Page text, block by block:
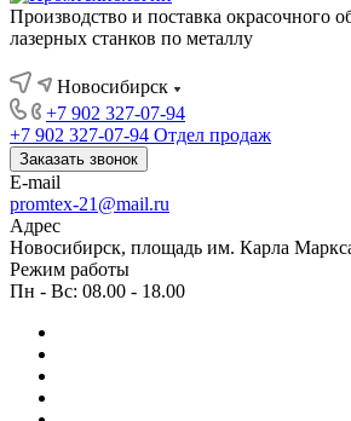
Производство и поставка окрасочного
лазерных станков по металлу
Новосибирск
+7 902 327-07-94
+7 902 327-07-94 Отдел продаж
Заказать звонок
E-mail
promtex-21@mail.ru
Адрес
Новосибирск, площадь им. Карла
Режим работы
Пн - Вс: 08.00 - 18.00